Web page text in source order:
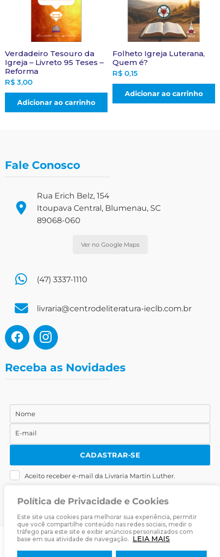
Política de Privacidade e Cookies
Este site usa cookies para melhorar sua experiência, permitir
que você compartilhe conteúdo nas redes sociais, medir o
tráfego para este site e exibir anúncios personalizados com
base em sua atividade de navegação. LEIA MAIS
Verdadeiro Tesouro da
Igreja – Livreto 95 Teses –
Reforma
R$ 3,00
Adicionar ao carrinho
Folheto Igreja Luterana,
Quem é?
R$ 0,15
Adicionar ao carrinho
Fale Conosco
Rua Erich Belz, 154
Itoupava Central, Blumenau, SC
89068-060
Ver no Google Maps
(47) 3337-1110
livraria@centrodeliteratura-ieclb.com.br
Receba as Novidades
Nome
Nome
E-
mail
E-mail
CADASTRAR-SE
Aceito receber e-mail da Livraria Martin Luther.
Livraria Martin Luther· Desenvolvido porZwei Arts